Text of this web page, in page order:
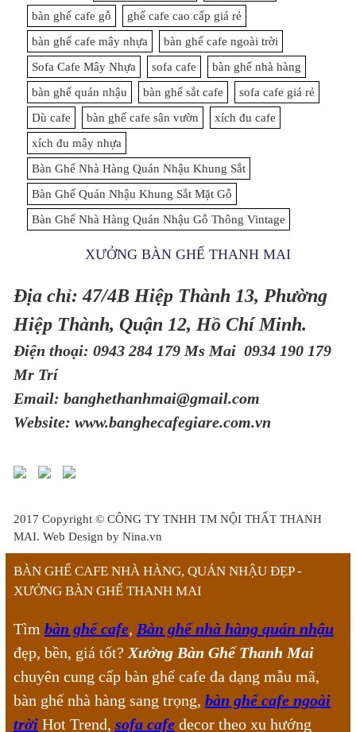
bàn ghế cafe gỗ
ghế cafe cao cấp giá rẻ
bàn ghế cafe mây nhựa
bàn ghế cafe ngoài trời
Sofa Cafe Mây Nhựa
sofa cafe
bàn ghế nhà hàng
bàn ghế quán nhậu
bàn ghế sắt cafe
sofa cafe giá rẻ
Dù cafe
bàn ghế cafe sân vườn
xích đu cafe
xích đu mây nhựa
Bàn Ghế Nhà Hàng Quán Nhậu Khung Sắt
Bàn Ghế Quán Nhậu Khung Sắt Mặt Gỗ
Bàn Ghế Nhà Hàng Quán Nhậu Gỗ Thông Vintage
XƯỞNG BÀN GHẾ THANH MAI
Địa chỉ: 47/4B Hiệp Thành 13, Phường
Hiệp Thành, Quận 12, Hồ Chí Minh.
Điện thoại: 0943 284 179 Ms Mai 0934 190 179
Mr Trí
Email: banghethanhmai@gmail.com
Website: www.banghecafegiare.com.vn
2017 Copyright © CÔNG TY TNHH TM NỘI THẤT THANH
MAI. Web Design by Nina.vn
BÀN GHẾ CAFE NHÀ HÀNG, QUÁN NHẬU ĐẸP -
XƯỞNG BÀN GHẾ THANH MAI
Tìm bàn ghế cafe, Bàn ghế nhà hàng quán nhậu
đẹp, bền, giá tốt? Xưởng Bàn Ghế Thanh Mai
chuyên cung cấp bàn ghế cafe đa dạng mẫu mã,
bàn ghế nhà hàng sang trọng, bàn ghế cafe ngoài
trờiHot Trend, sofa cafedecor theo xu hướng